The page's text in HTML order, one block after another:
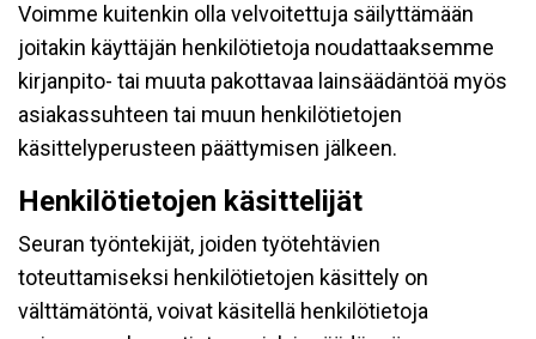
Voimme kuitenkin olla velvoitettuja säilyttämään
joitakin käyttäjän henkilötietoja noudattaaksemme
kirjanpito- tai muuta pakottavaa lainsäädäntöä myös
asiakassuhteen tai muun henkilötietojen
käsittelyperusteen päättymisen jälkeen.
Henkilötietojen käsittelijät
Seuran työntekijät, joiden työtehtävien
toteuttamiseksi henkilötietojen käsittely on
välttämätöntä, voivat käsitellä henkilötietoja